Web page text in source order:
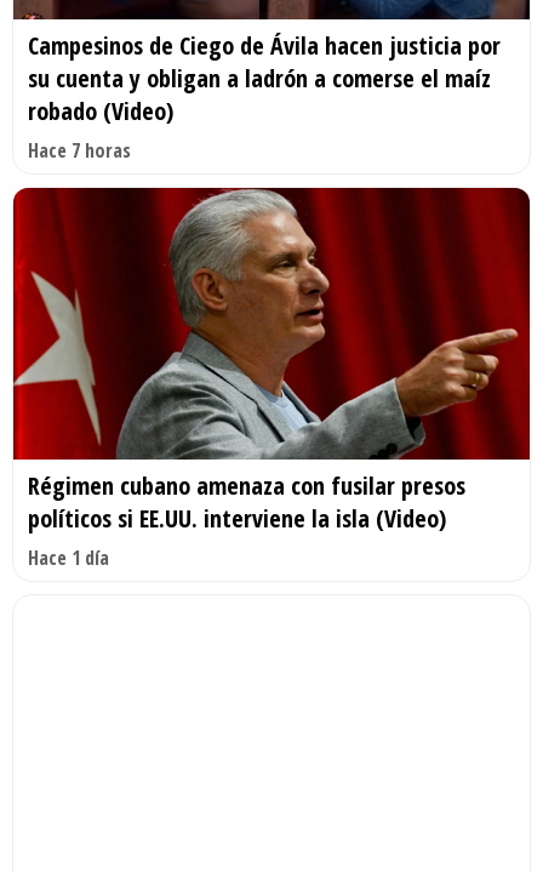
Campesinos de Ciego de Ávila hacen justicia por
su cuenta y obligan a ladrón a comerse el maíz
robado (Video)
Hace 7 horas
Régimen cubano amenaza con fusilar presos
políticos si EE.UU. interviene la isla (Video)
Hace 1 día